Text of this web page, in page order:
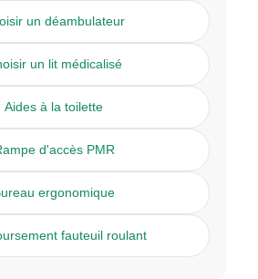
un déambulateur
un lit médicalisé
Aides à la toilette
d'accès PMR
ergonomique
fauteuil roulant